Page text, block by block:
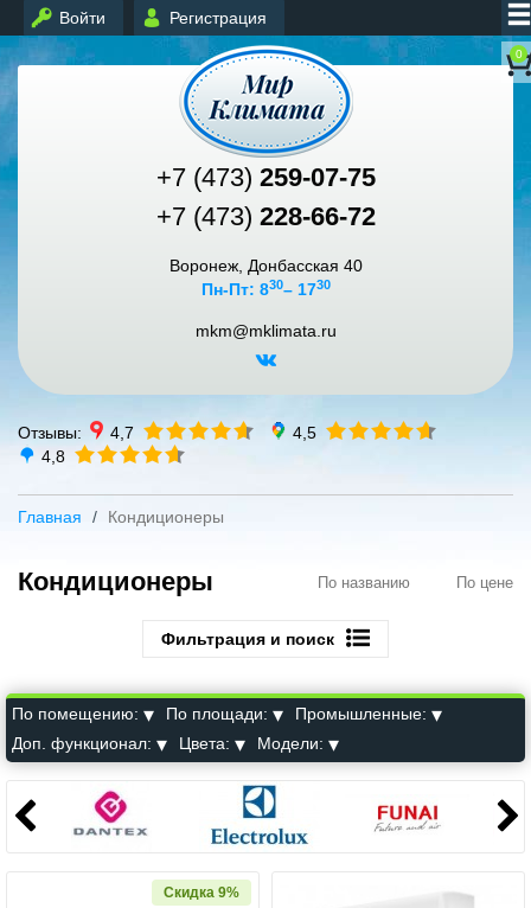
Войти Регистрация
0
+7 (473) 259-07-75
+7 (473) 228-66-72
Воронеж, Донбасская 40
Пн-Пт: 830– 1730
mkm@mklimata.ru
Отзывы: 4,7
4,5
4,8
Главная Кондиционеры
Кондиционеры По названию По цене
Фильтрация и поиск
По помещению: По площади:
Промышленные:
Доп. функционал:
Цвета: Модели:
Скидка 9%